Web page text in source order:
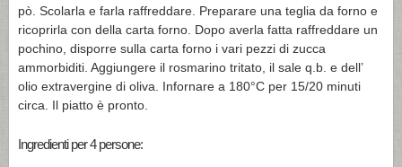
pò. Scolarla e farla raffreddare. Preparare una teglia da forno e
ricoprirla con della carta forno. Dopo averla fatta raffreddare un
pochino, disporre sulla carta forno i vari pezzi di zucca
ammorbiditi. Aggiungere il rosmarino tritato, il sale q.b. e dell’
olio extravergine di oliva. Infornare a 180°C per 15/20 minuti
circa. Il piatto è pronto.
Ingredienti per 4 persone: